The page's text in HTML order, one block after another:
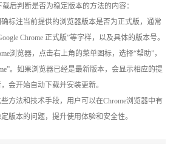
后判断是否为稳定版本的方法的内容：
标注当前提供的浏览器版本是否为正式版，通常
Chrome 正式版”等字样，以及具体的版本号。
浏览器，点击右上角的菜单图标，选择“帮助”，
。如果浏览器已经是最新版本，会显示相应的提
会开始自动下载并安装更新。
方法和技术手段，用户可以在Chrome浏览器中有
版本的问题，提升使用体验和安全性。